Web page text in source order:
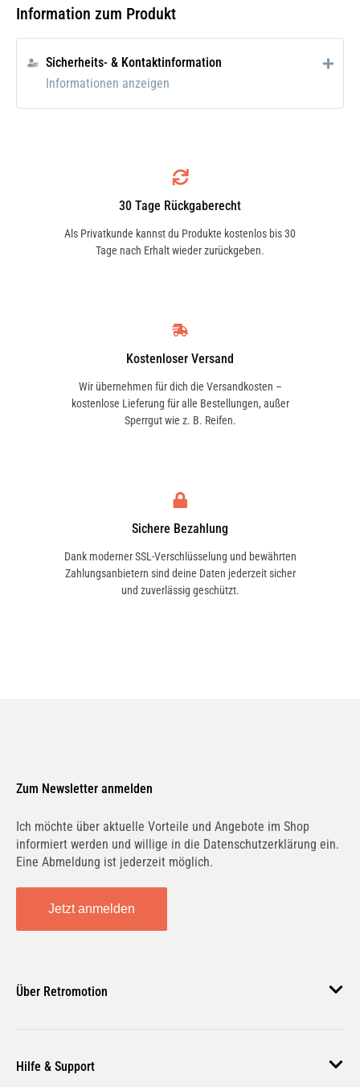
vorgegebenes Anzugsdrehmoment oder
Anzugswinkel siehe Verpackung
Hohe Zuverlässigkeit: sehr gutes
Kaltstartverhalten
Robustheit und hohe
Durchschlagsfestigkeit und
mechanischer Widerstandskraft
Unterstützt eine optimale
Motorleistung: hohe Laufruhe und
Festfressen am Zylinderkopf
Bitte verwende die
Fahrzeugidentifikation, um die
Kompatibilität mit deinem Fahrzeug zu
bestätigen. Alle Einschränkungen sind
Bosch FR6LES - Nickel Zündkerzen - 1
Information zum Produkt
Sicherheits- & Kontaktinformation
Informationen anzeigen
30 Tage Rückgaberecht
Als Privatkunde kannst du Produkte kostenlos bis 30
Tage nach Erhalt wieder zurückgeben.
Kostenloser Versand
Wir übernehmen für dich die Versandkosten –
kostenlose Lieferung für alle Bestellungen, außer
Sperrgut wie z. B. Reifen.
Sichere Bezahlung
Dank moderner SSL-Verschlüsselung und bewährten
Zahlungsanbietern sind deine Daten jederzeit sicher
und zuverlässig geschützt.
Zum Newsletter anmelden
Ich möchte über aktuelle Vorteile und Angebote im Shop
informiert werden und willige in die Datenschutzerklärung ein.
Eine Abmeldung ist jederzeit möglich.
Jetzt anmelden
Über Retromotion
Unsere Jobs
Hilfe & Support